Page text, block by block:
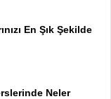
En Şık Şekilde
Neler